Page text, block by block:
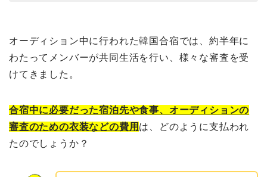
オーディション中に行われた韓国合宿では、約半年に
わたってメンバーが共同生活を行い、様々な審査を受
けてきました。
合宿中に必要だった宿泊先や食事、オーディションの
審査のための衣装などの費用 は、どのように支払われ
たのでしょうか？